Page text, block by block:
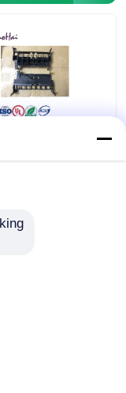
Vervangstukken
NMD100